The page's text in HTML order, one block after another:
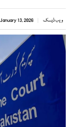
ویب ڈیسک January 13, 2026